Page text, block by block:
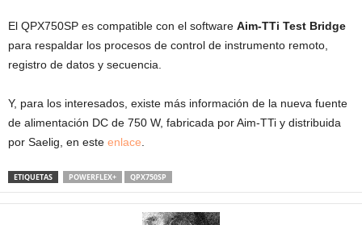
El QPX750SP es compatible con el software Aim-TTi Test Bridge
para respaldar los procesos de control de instrumento remoto,
registro de datos y secuencia.
Y, para los interesados, existe más información de la nueva fuente
de alimentación DC de 750 W, fabricada por Aim-TTi y distribuida
por Saelig, en este enlace
ETIQUETAS POWERFLEX+ QPX750SP